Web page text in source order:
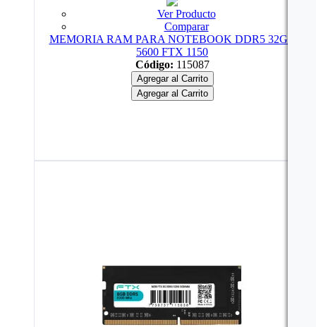
Ver Producto
Comparar
MEMORIA RAM PARA NOTEBOOK DDR5 32GB
5600 FTX 1150
Código: 115087
Agregar al Carrito
Agregar al Carrito